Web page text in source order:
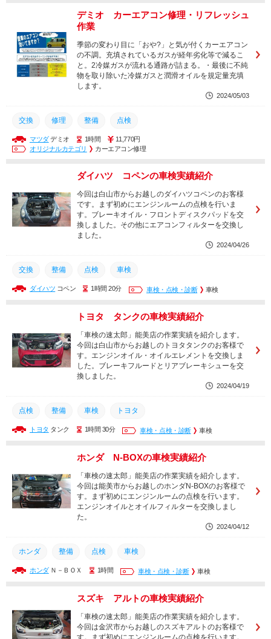
デミオ カーエアコン修理・リフレッシュ
作業
季節の変わり目に「おや?」と気が付くカーエアコン
の不調。充填されているガスが経年劣化等で減るこ
と。2冷媒ガスが流れる通路が詰まる。・最後に不純
物を取り除いた冷媒ガスと潤滑オイルを規定量充填
します。
2024/05/03
交換 修理 整備 点検
マツダデミオ 1時間
11,770円
オリジナルカテゴリ
カーエアコン修理
ダイハツ コペンの車検実績紹介
今回は白山市からお越しのダイハツコペンのお客様
です。まず初めにエンジンルームの点検を行いま
す。ブレーキオイル・フロントディスクパッドを交
換しました。その他にエアコンフィルターを交換し
ました。
2024/04/26
交換 整備 点検 車検
ダイハツ コペン 1時間 20分 車検・点検・診断 車検
トヨタ タンクの車検実績紹介
「車検の速太郎」能美店の作業実績を紹介します。
今回は白山市からお越しのトヨタタンクのお客様で
す。エンジンオイル・オイルエレメントを交換しま
した。ブレーキフルードとリアブレーキシューを交
換しました。
2024/04/19
点検 整備 車検 トヨタ
トヨタ タンク 1時間 30分 車検・点検・診断 車検
ホンダ N-BOXの車検実績紹介
「車検の速太郎」能美店の作業実績を紹介します。
今回は能美市からお越しのホンダN-BOXのお客様で
す。まず初めにエンジンルームの点検を行います。
エンジンオイルとオイルフィルターを交換しまし
た。
2024/04/12
ホンダ 整備 点検 車検
ホンダＮ－ＢＯＸ 1時間 車検・点検・診断 車検
スズキ アルトの車検実績紹介
「車検の速太郎」能美店の作業実績を紹介します。
今回は金沢市からお越しのスズキアルトのお客様で
す。まず初めにエンジンルームの点検を行います。